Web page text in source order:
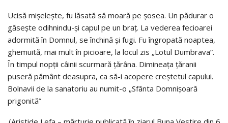
Ucisă mişeleşte, fu lăsată să moară pe şosea. Un pădurar o
găseşte odihnindu-şi capul pe un braţ. La vederea fecioarei
adormită în Domnul, se închină şi fugi. Fu îngropată noaptea,
ghemuită, mai mult în picioare, la locul zis „Lotul Dumbrava”.
În timpul nopţii câinii scurmară ţărâna. Dimineaţa ţăranii
puseră pământ deasupra, ca să-i acopere creştetul capului.
Bolnavii de la sanatoriu au numit-o „Sfânta Domnişoară
prigonită”